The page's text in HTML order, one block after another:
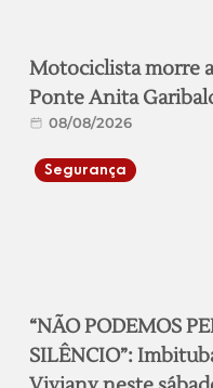
Motociclista morre
Ponte Anita
08/08/2026
Segurança
“NÃO PODEMOS
SILÊNCIO”: